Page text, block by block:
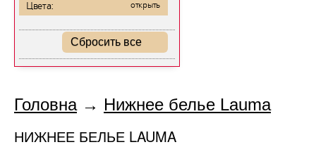
Цвета: открыть
Сбросить все
Головна→ Нижнее белье Lauma
НИЖНЕЕ БЕЛЬЕ LAUMA